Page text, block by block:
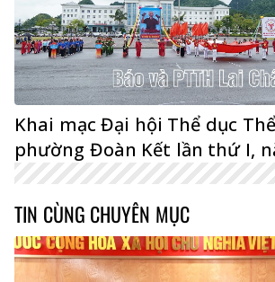
Khai mạc Đại hội Thể dục
phường Đoàn Kết lần thứ I,
TIN CÙNG CHUYÊN MỤC